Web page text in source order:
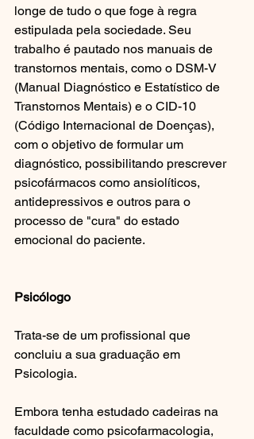
longe de tudo o que foge à regra
estipulada pela sociedade. Seu
trabalho é pautado nos manuais de
transtornos mentais, como o DSM-V
(Manual Diagnóstico e Estatístico de
Transtornos Mentais) e o CID-10
(Código Internacional de Doenças),
com o objetivo de formular um
diagnóstico, possibilitando prescrever
psicofármacos como ansiolíticos,
antidepressivos e outros para o
processo de "cura" do estado
emocional do paciente.
Psicólogo
Trata-se de um profissional que
concluiu a sua graduação em
Psicologia.
Embora tenha estudado cadeiras na
faculdade como psicofarmacologia,